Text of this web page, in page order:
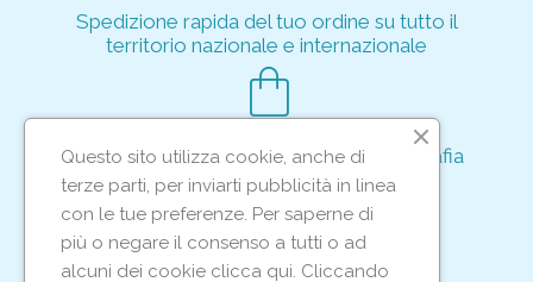
Spedizione rapida del tuo ordine su tutto il
territorio nazionale e internazionale
shopping_bag
Acquisto rapido e sicuro tramite crittografia
per proteggere le tue transazioni
support_agent
Questo sito utilizza cookie, anche di
terze parti, per inviarti pubblicità in linea
con le tue preferenze. Per saperne di
più o negare il consenso a tutti o ad
alcuni dei cookie clicca qui. Cliccando